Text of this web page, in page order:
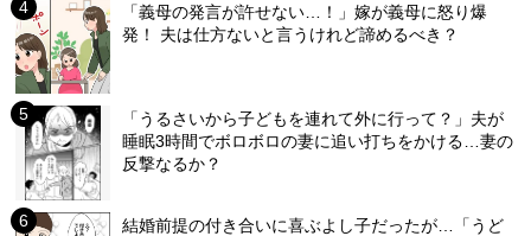
「義母の発言が許せない…！」嫁が義母に怒り爆
発！ 夫は仕方ないと言うけれど諦めるべき？
「うるさいから子どもを連れて外に行って？」夫が
睡眠3時間でボロボロの妻に追い打ちをかける…妻の
反撃なるか？
結婚前提の付き合いに喜ぶよし子だったが…「うど